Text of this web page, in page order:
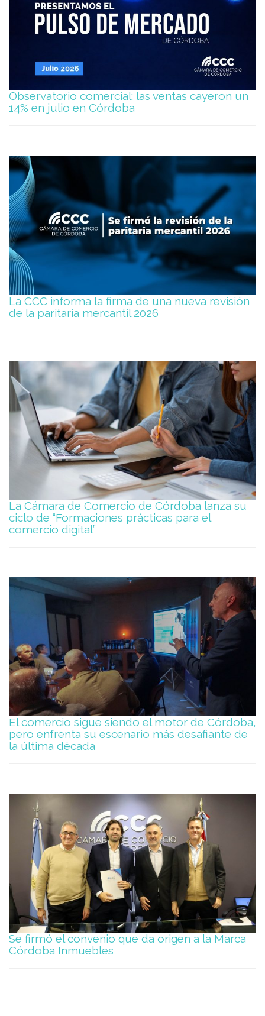
Observatorio comercial: las ventas cayeron un
14% en julio en Córdoba
La CCC informa la firma de una nueva revisión
de la paritaria mercantil 2026
La Cámara de Comercio de Córdoba lanza su
ciclo de “Formaciones prácticas para el
comercio digital”
El comercio sigue siendo el motor de Córdoba,
pero enfrenta su escenario más desafiante de
la última década
Se firmó el convenio que da origen a la Marca
Córdoba Inmuebles